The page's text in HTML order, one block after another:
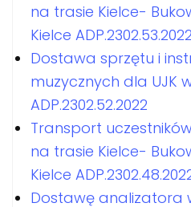
na trasie Kielce-
Kielce ADP.2302.53.2022
Dostawa sprzętu i
muzycznych dla UJK
ADP.2302.52.2022
Transport
na trasie Kielce-
Kielce
Dostawę analizatora